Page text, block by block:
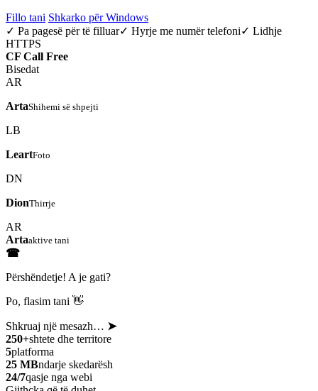
Fillo tani Shkarko për Windows
✓ Pa pagesë për të filluar✓ Hyrje me numër telefoni✓ Lidhje
HTTPS
CF Call Free
Bisedat
AR
ArtaShihemi së shpejti
LB
LeartFoto
DN
DionThirrje
AR
Artaaktive tani
☎
Përshëndetje! A je gati?
Po, flasim tani 👋
Shkruaj një mesazh… ➤
250+shtete dhe territore
5platforma
25 MBndarje skedarësh
24/7qasje nga webi